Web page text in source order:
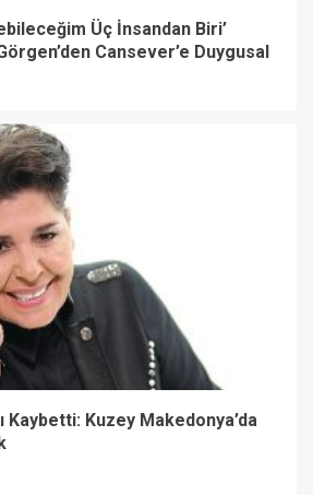
Üç İnsandan Biri’
Cansever’e Duygusal
Kaybetti: Kuzey Makedonya’da